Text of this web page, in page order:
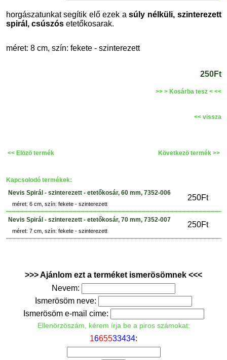
horgászatunkat segítik elő ezek asúly nélküli, szinterezett
spirál, csúszós etetőkosarak.
méret: 8 cm, szín: fekete - szinterezett
250Ft
>> > Kosárba tesz < <<
<< vissza
<< Elözö termék Következö termék >>
Kapcsolodó termékek:
Nevis Spirál - szinterezett - etetőkosár, 60 mm, 7352-006
250Ft
méret: 6 cm, szín: fekete - szinterezett
Nevis Spirál - szinterezett - etetőkosár, 70 mm, 7352-007
250Ft
méret: 7 cm, szín: fekete - szinterezett
>>> Ajánlom ezt a terméket ismerösömnek <<<
Nevem:
Ismerösöm neve:
Ismerösöm e-mail cime:
Ellenörzöszám, kérem írja be a piros számokat:
1665533434: